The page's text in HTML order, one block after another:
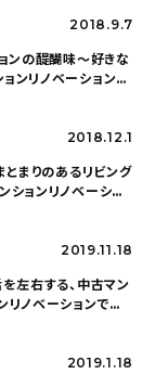
2018.9.7
ンの醍醐味～好きな
ンリノベーションで
さん）
2018.12.1
とまりのあるリビング
ションリノベーショ
さん）
2019.11.18
左右する、中古マン
リノベーションで叶
さん）
2019.1.18